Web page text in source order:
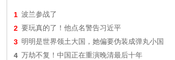
1 波兰参战了
2 要玩真的了！他点名警告习近平
3 明明是世界领土大国，她偏要伪装成弹丸小国
4 万劫不复！中国正在重演晚清最后十年